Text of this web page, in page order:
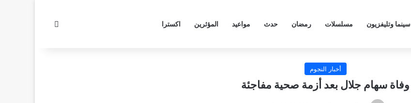
سينما وتليفزيون مسلسلات رمضان حدث مواعيد المؤثرين اكسترا
أخبار النجوم
وفاة سهام جلال بعد أزمة صحية مفاجئة